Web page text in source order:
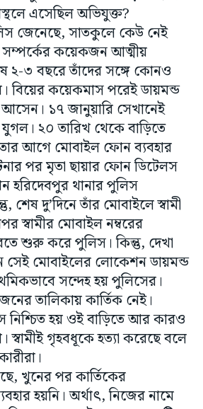
এসেছিল অভিযুক্ত?
জেনেছে, সাতকুলে কেউ নেই
সম্পর্কের কয়েকজন আত্মীয়
২-৩ বছরে তাঁদের সঙ্গে কোনও
বিয়ের কয়েকমাস পরেই ডায়মন্ড
আসেন। ১৭ জানুয়ারি সেখানেই
২০ তারিখ থেকে বাড়িতে
তার আগে মোবাইল ফোন ব্যবহার
পর মৃতা ছায়ার ফোন ডিটেলস
হরিদেবপুর থানার পুলিস
শেষ দু’দিনে তাঁর মোবাইলে স্বামী
স্বামীর মোবাইল নম্বরের
শুরু করে পুলিস। কিন্তু, দেখা
সেই মোবাইলের লোকেশন ডায়মন্ড
সন্দেহ হয় পুলিসের।
তালিকায় কার্তিক নেই।
নিশ্চিত হয় ওই বাড়িতে আর কারও
স্বামীই গৃহবধূকে হত্যা করেছে বলে
খুনের পর কার্তিকের
হয়নি। অর্থাৎ, নিজের নামে